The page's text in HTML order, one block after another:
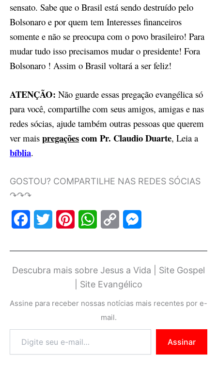
sensato. Sabe que o Brasil está sendo destruído pelo
Bolsonaro e por quem tem Interesses financeiros
somente e não se preocupa com o povo brasileiro! Para
mudar tudo isso precisamos mudar o presidente! Fora
Bolsonaro ! Assim o Brasil voltará a ser feliz!
ATENÇÃO: Não guarde essas pregação evangélica só
para você, compartilhe com seus amigos, amigas e nas
redes sócias, ajude também outras pessoas que querem
ver mais pregaçõescom Pr. Claudio Duarte, Leia a
bíblia.
GOSTOU? COMPARTILHE NAS REDES SÓCIAS
↷↷↷
e
o
k
t
r
t
e
W
t
p
y
n
s
g
Descubra mais sobre Jesus a Vida | Site Gospel
| Site Evangélico
Assine para receber nossas notícias mais recentes por e-
mail.
Assinar